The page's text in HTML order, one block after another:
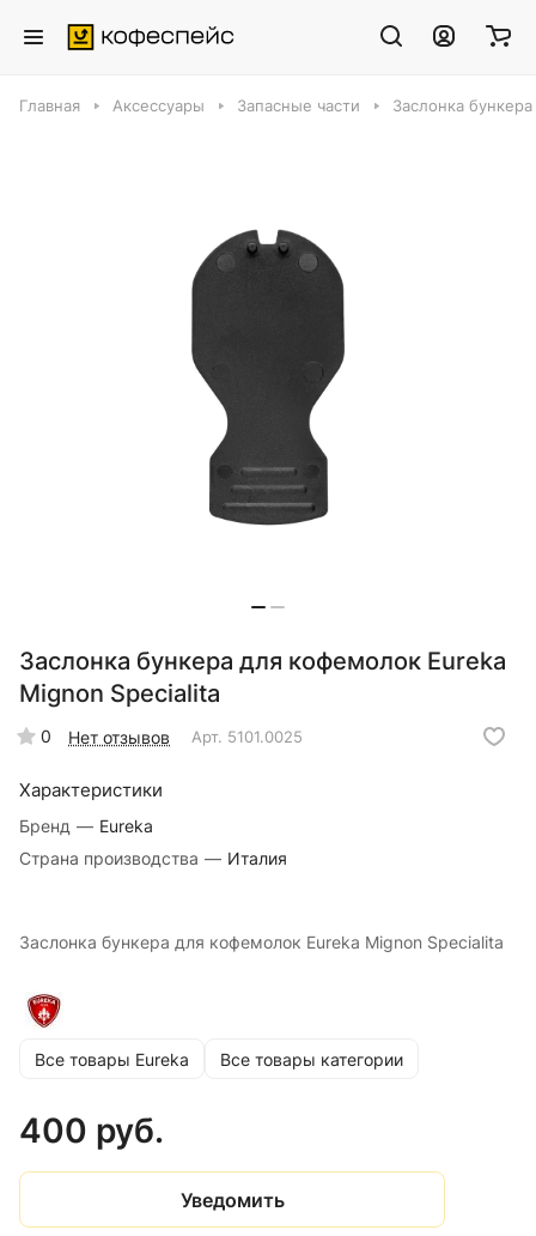
Главная Аксессуары Запасные части Заслонка
Заслонка бункера для кофемолок Eureka
Mignon Specialita
0 Нет отзывов Арт. 5101.0025
Характеристики
Бренд — Eureka
Страна производства — Италия
Заслонка бункера для кофемолок Eureka Mignon Specialita
Все товары Eureka Все товары категории
400 руб.
Уведомить